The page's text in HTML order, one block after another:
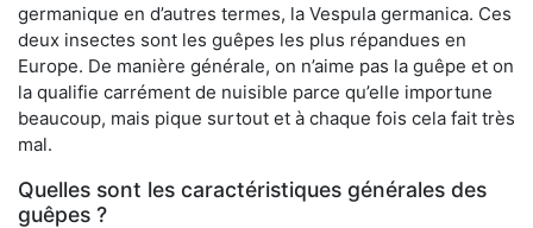
germanique en d’autres termes, la Vespula germanica. Ces
deux insectes sont les guêpes les plus répandues en
Europe. De manière générale, on n’aime pas la guêpe et on
la qualifie carrément de nuisible parce qu’elle importune
beaucoup, mais pique surtout et à chaque fois cela fait très
mal.
Quelles sont les caractéristiques générales des
guêpes ?